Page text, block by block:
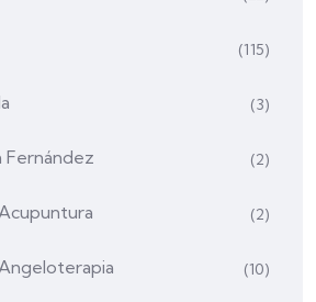
(115)
(3)
Fernández (2)
(2)
(10)